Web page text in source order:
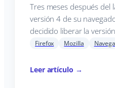
Tres meses después del
versión 4 de su
decidido liberar la
Firefox Mozilla
Leer artículo →